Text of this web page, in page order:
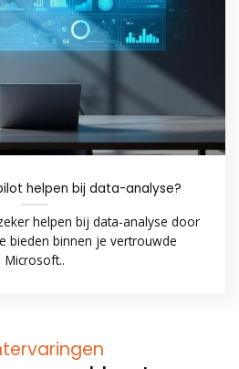
helpen bij data-analyse?
helpen bij data-analyse door
bieden binnen je vertrouwde
Microsoft..